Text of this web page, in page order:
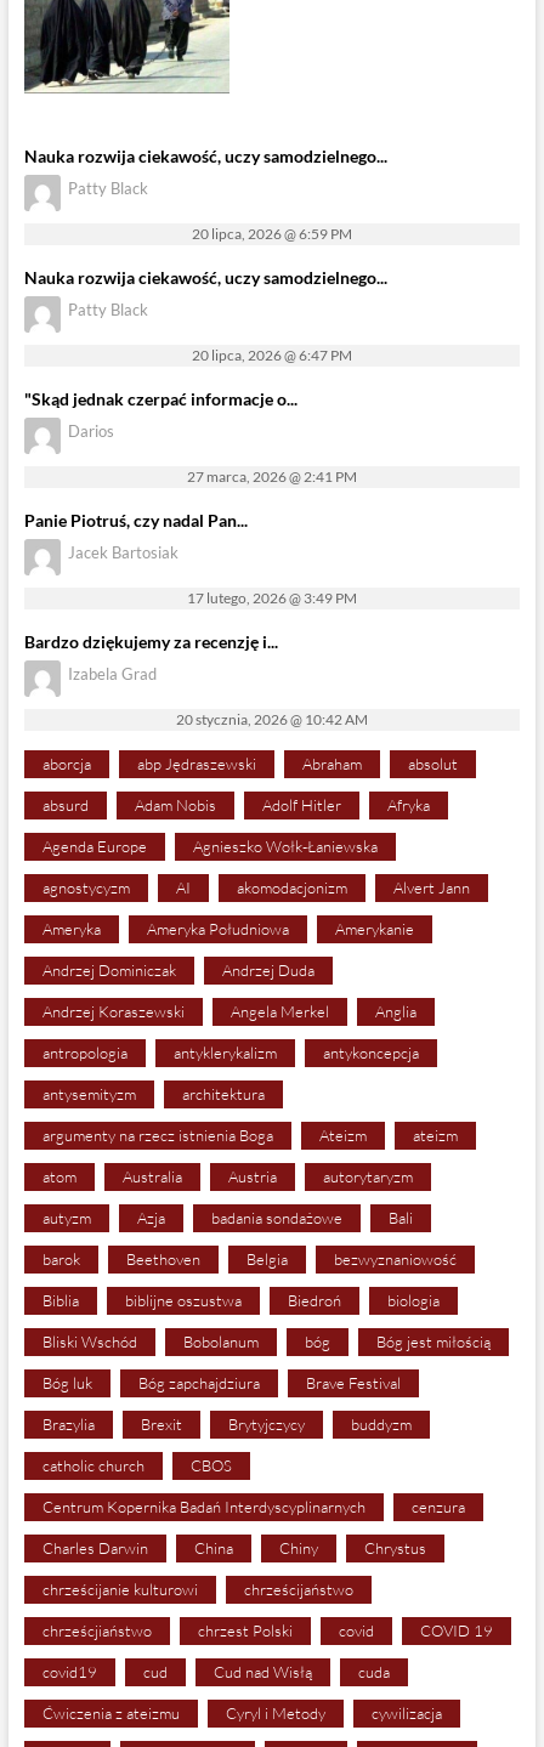
Nauka rozwija ciekawość, uczy samodzielnego...
Patty Black
20 lipca, 2026 @ 6:59 PM
Nauka rozwija ciekawość, uczy samodzielnego...
Patty Black
20 lipca, 2026 @ 6:47 PM
"Skąd jednak czerpać informacje o...
Darios
27 marca, 2026 @ 2:41 PM
Panie Piotruś, czy nadal Pan...
Jacek Bartosiak
17 lutego, 2026 @ 3:49 PM
Bardzo dziękujemy za recenzję i...
Izabela Grad
20 stycznia, 2026 @ 10:42 AM
aborcja abp Jędraszewski Abraham absolut
absurd Adam Nobis Adolf Hitler Afryka
Agenda Europe Agnieszko Wołk-Łaniewska
agnostycyzm AI akomodacjonizm Alvert Jann
Ameryka Ameryka Południowa Amerykanie
Andrzej Dominiczak Andrzej Duda
Andrzej Koraszewski Angela Merkel Anglia
antropologia antyklerykalizm antykoncepcja
antysemityzm architektura
argumenty na rzecz istnienia Boga Ateizm ateizm
atom Australia Austria autorytaryzm
autyzm Azja badania sondażowe Bali
barok Beethoven Belgia bezwyznaniowość
Biblia biblijne oszustwa Biedroń biologia
Bliski Wschód Bobolanum bóg Bóg jest miłością
Bóg luk Bóg zapchajdziura Brave Festival
Brazylia Brexit Brytyjczycy buddyzm
catholic church CBOS
Centrum Kopernika Badań Interdyscyplinarnych cenzura
Charles Darwin China Chiny Chrystus
chrześcijanie kulturowi chrześcijaństwo
chrześcjiaństwo chrzest Polski covid COVID 19
covid19 cud Cud nad Wisłą cuda
Ćwiczenia z ateizmu Cyryl i Metody cywilizacja